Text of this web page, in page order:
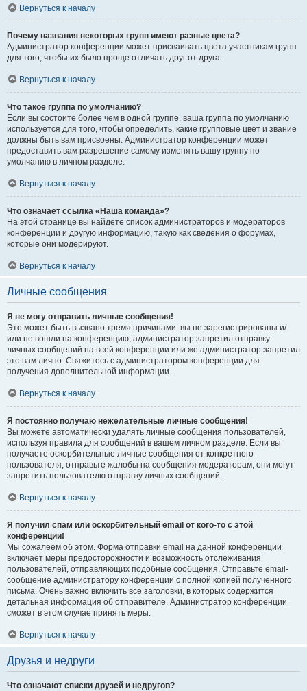
Вернуться к началу
Почему названия некоторых групп имеют разные цвета?
Администратор конференции может присваивать цвета участникам групп
для того, чтобы их было проще отличать друг от друга.
Вернуться к началу
Что такое группа по умолчанию?
Если вы состоите более чем в одной группе, ваша группа по умолчанию
используется для того, чтобы определить, какие групповые цвет и звание
должны быть вам присвоены. Администратор конференции может
предоставить вам разрешение самому изменять вашу группу по
умолчанию в личном разделе.
Вернуться к началу
Что означает ссылка «Наша команда»?
На этой странице вы найдёте список администраторов и модераторов
конференции и другую информацию, такую как сведения о форумах,
которые они модерируют.
Вернуться к началу
Личные сообщения
Я не могу отправить личные сообщения!
Это может быть вызвано тремя причинами: вы не зарегистрированы и/
или не вошли на конференцию, администратор запретил отправку
личных сообщений на всей конференции или же администратор запретил
это вам лично. Свяжитесь с администратором конференции для
получения дополнительной информации.
Вернуться к началу
Я постоянно получаю нежелательные личные сообщения!
Вы можете автоматически удалять личные сообщения пользователей,
используя правила для сообщений в вашем личном разделе. Если вы
получаете оскорбительные личные сообщения от конкретного
пользователя, отправьте жалобы на сообщения модераторам; они могут
запретить пользователю отправку личных сообщений.
Вернуться к началу
Я получил спам или оскорбительный email от кого-то с этой
конференции!
Мы сожалеем об этом. Форма отправки email на данной конференции
включает меры предосторожности и возможность отслеживания
пользователей, отправляющих подобные сообщения. Отправьте email-
сообщение администратору конференции с полной копией полученного
письма. Очень важно включить все заголовки, в которых содержится
детальная информация об отправителе. Администратор конференции
сможет в этом случае принять меры.
Вернуться к началу
Друзья и недруги
Что означают списки друзей и недругов?